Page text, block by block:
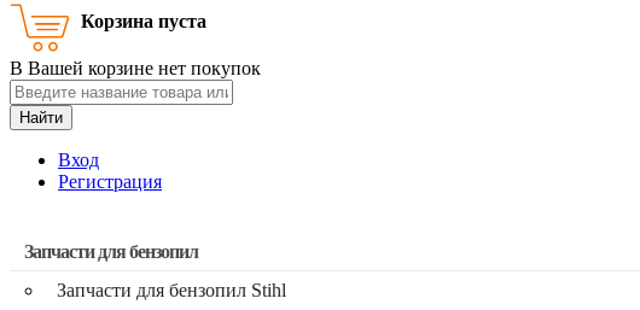
Корзина пуста
В Вашей корзине нет покупок
Найти
Вход
Регистрация
Запчасти для бензопил
Запчасти для бензопил Stihl